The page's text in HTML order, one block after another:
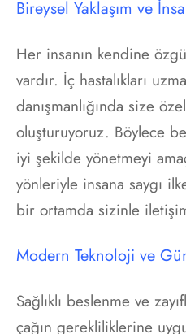
Bireysel Yaklaşım ve
Her insanın kendine
vardır. İç hastalıkları
danışmanlığında size
oluşturuyoruz. Böylece
iyi şekilde yönetmeyi
yönleriyle insana saygı
bir ortamda sizinle
Modern Teknoloji ve
Sağlıklı beslenme ve
çağın gerekliliklerine